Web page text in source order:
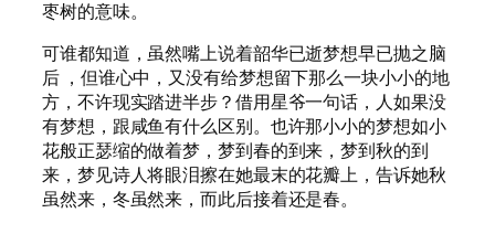
枣树的意味。
可谁都知道，虽然嘴上说着韶华已逝梦想早已抛之脑
后 ，但谁心中，又没有给梦想留下那么一块小小的地
方，不许现实踏进半步？借用星爷一句话，人如果没
有梦想，跟咸鱼有什么区别。也许那小小的梦想如小
花般正瑟缩的做着梦，梦到春的到来，梦到秋的到
来，梦见诗人将眼泪擦在她最末的花瓣上，告诉她秋
虽然来，冬虽然来，而此后接着还是春。